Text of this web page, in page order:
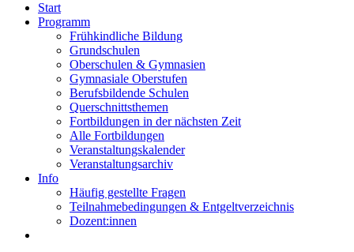
Start
Programm
Frühkindliche Bildung
Grundschulen
Oberschulen & Gymnasien
Gymnasiale Oberstufen
Berufsbildende Schulen
Querschnittsthemen
Fortbildungen in der nächsten Zeit
Alle Fortbildungen
Veranstaltungskalender
Veranstaltungsarchiv
Info
Häufig gestellte Fragen
Teilnahmebedingungen & Entgeltverzeichnis
Dozent:innen